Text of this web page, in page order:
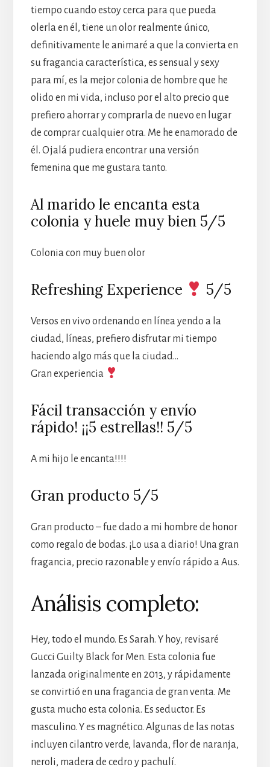
tiempo cuando estoy cerca para que pueda
olerla en él, tiene un olor realmente único,
definitivamente le animaré a que la convierta en
su fragancia característica, es sensual y sexy
para mí, es la mejor colonia de hombre que he
olido en mi vida, incluso por el alto precio que
prefiero ahorrar y comprarla de nuevo en lugar
de comprar cualquier otra. Me he enamorado de
él. Ojalá pudiera encontrar una versión
femenina que me gustara tanto.
Al marido le encanta esta
colonia y huele muy bien 5/5
Colonia con muy buen olor
Refreshing Experience 5/5
Versos en vivo ordenando en línea yendo a la
ciudad, líneas, prefiero disfrutar mi tiempo
haciendo algo más que la ciudad…
Gran experiencia
Fácil transacción y envío
rápido! ¡¡5 estrellas!! 5/5
A mi hijo le encanta!!!!
Gran producto 5/5
Gran producto – fue dado a mi hombre de honor
como regalo de bodas. ¡Lo usa a diario! Una gran
fragancia, precio razonable y envío rápido a Aus.
Análisis completo:
Hey, todo el mundo. Es Sarah. Y hoy, revisaré
Gucci Guilty Black for Men. Esta colonia fue
lanzada originalmente en 2013, y rápidamente
se convirtió en una fragancia de gran venta. Me
gusta mucho esta colonia. Es seductor. Es
masculino. Y es magnético. Algunas de las notas
incluyen cilantro verde, lavanda, flor de naranja,
neroli, madera de cedro y pachulí.